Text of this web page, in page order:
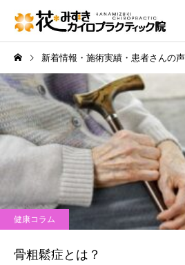
新着情報・施術実績・患者さんの
健康コラム
骨粗鬆症とは？